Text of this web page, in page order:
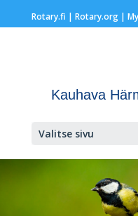
Rotary.fi | Rotary.org|
Kauhava
Valitse sivu